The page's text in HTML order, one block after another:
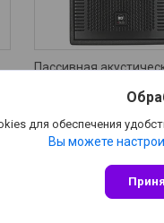
Пассивная
для обеспечения
Вы можете